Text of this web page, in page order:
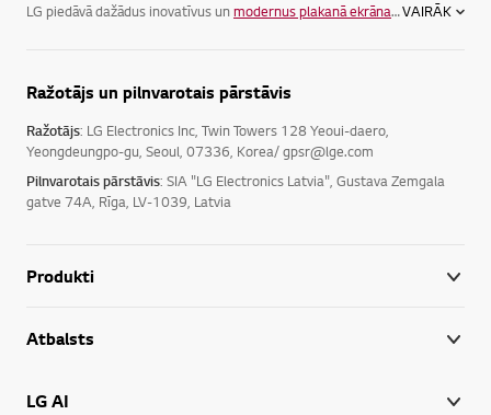
LG piedāvā dažādus inovatīvus unmodernus plakanā ekrāna televizorus , lai
VAIRĀK
Ražotājs un pilnvarotais pārstāvis
Ražotājs: LG Electronics Inc, Twin Towers 128 Yeoui-daero,
Yeongdeungpo-gu, Seoul, 07336, Korea/ gpsr@lge.com
Pilnvarotais pārstāvis: SIA "LG Electronics Latvia", Gustava Zemgala
gatve 74A, Rīga, LV-1039, Latvia
Produkti
Atbalsts
LG AI